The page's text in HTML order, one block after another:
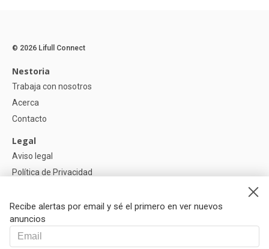
Recibe alertas por email y sé el primero en ver nuevos
anuncios
© 2026 Lifull Connect
Nestoria
Trabaja con nosotros
Acerca
Contacto
Legal
Aviso legal
Política de Privacidad
Ayuda
Preguntas
Nuestros Partners